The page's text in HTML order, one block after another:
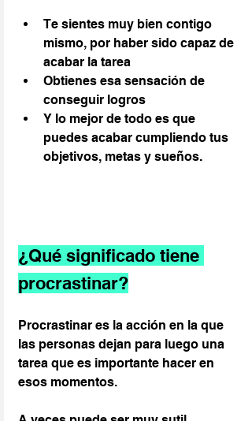
Te sientes muy bien contigo
mismo, por haber sido capaz de
acabar la tarea
Obtienes esa sensación de
conseguir logros
Y lo mejor de todo es que
puedes acabar cumpliendo tus
objetivos, metas y sueños.
¿Qué significado tiene
procrastinar?
Procrastinar es la acción en la que
las personas dejan para luego una
tarea que es importante hacer en
esos momentos.